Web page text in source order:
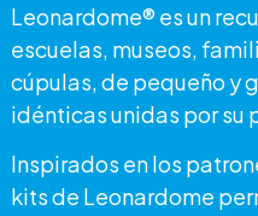
Leonardome® es un
escuelas, museos,
cúpulas, de pequeño y
idénticas unidas por su
Inspirados en los
kits de Leonardome